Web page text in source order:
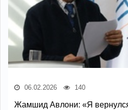
06.02.2026 140
Жамшид Авлони: «Я